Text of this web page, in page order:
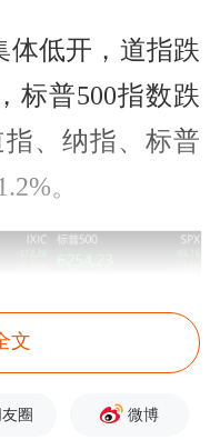
体低开，道指跌
标普500指数跌
指、纳指、标普
。
1.6%，苹果发布
报营收远超华
文
友圈 微博